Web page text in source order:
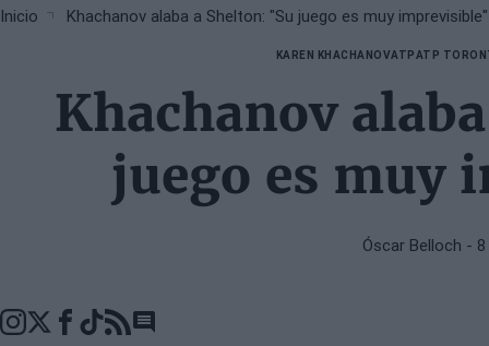
Breadcrumb
Inicio Khachanov alaba a Shelton: "Su juego es muy imprevisible"
KAREN KHACHANOVATPATP
Khachanov
juego es muy
Óscar Belloch -
Go to comments seciton